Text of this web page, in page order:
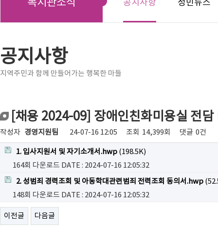
복지관소식 공지사항 성민뉴스
공지사항
지역주민과 함께 만들어가는 행복한 마들
[채용 2024-09] 장애인친화미용실 전
작성자 경영지원팀 24-07-16 12:05 조회 14,399회 댓글 0건
1. 입사지원서 및 자기소개서.hwp (198.5K)
164회 다운로드 DATE : 2024-07-16 12:05:32
2. 성범죄 경력조회 및 아동학대관련범죄 전력조회 동의서.hwp
148회 다운로드 DATE : 2024-07-16 12:05:32
이전글 다음글